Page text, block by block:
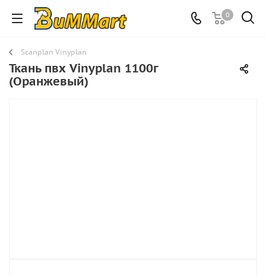
0
Scanplan Vinyplan
Ткань пвх Vinyplan 1100г
(Оранжевый)